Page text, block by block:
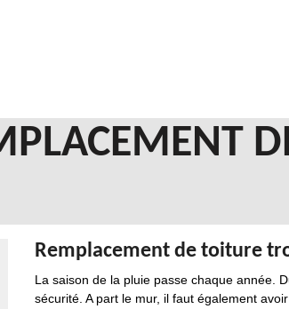
Remplacement de toiture
La saison de la pluie passe chaque année.
sécurité. A part le mur, il faut également